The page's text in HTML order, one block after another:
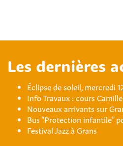
Les dernières
Éclipse de soleil, mercredi
Info Travaux : cours
Nouveaux arrivants sur
Bus “Protection infantile”
Festival Jazz à Grans